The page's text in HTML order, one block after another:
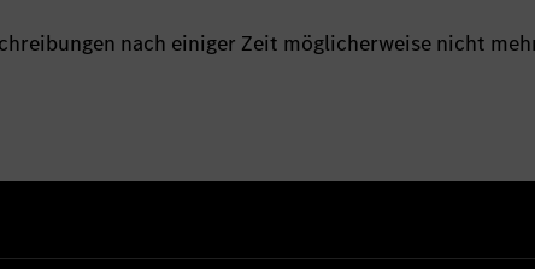
nach einiger Zeit möglicherweise nicht